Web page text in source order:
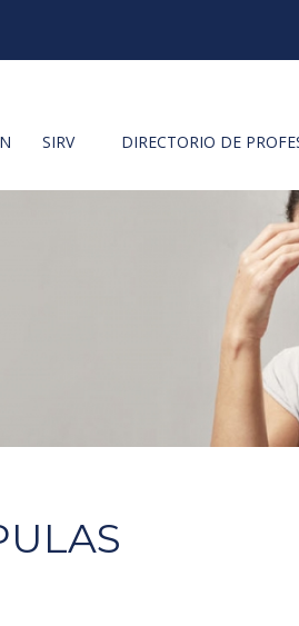
SIRV DIRECTORIO DE